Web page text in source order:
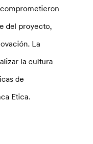
del proyecto,
La
la cultura
de
Etica.